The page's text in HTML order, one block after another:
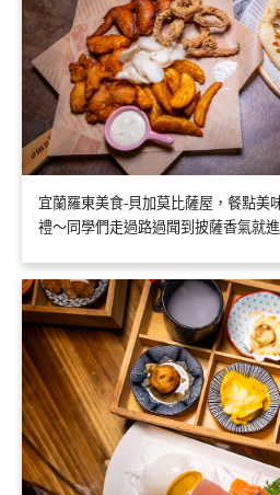
宜蘭羅東美食-貝加莫比薩屋，餐點美
禮～同學們走過路過聞到披薩香氣就